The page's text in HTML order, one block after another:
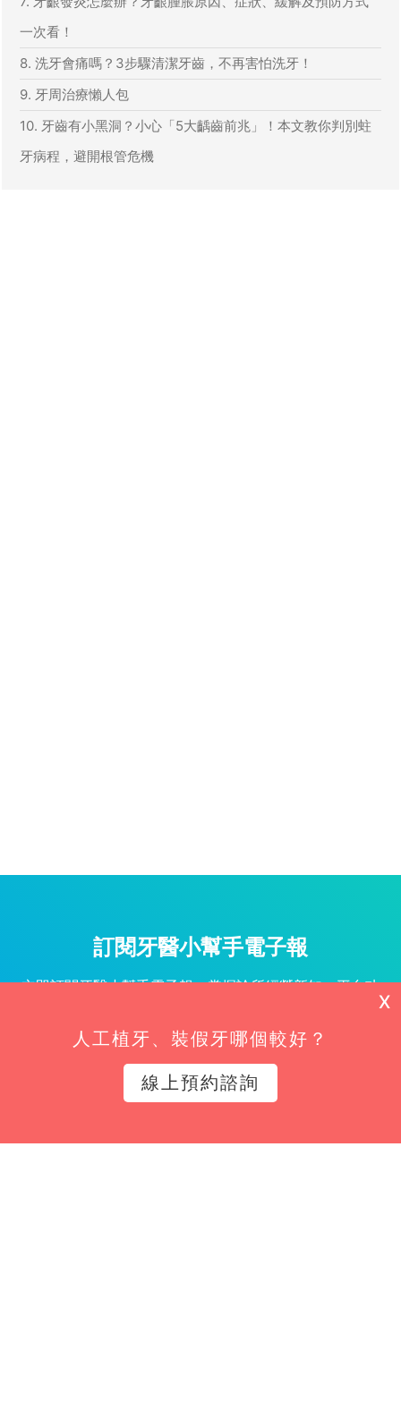
一次看！
8. 洗牙會痛嗎？3步驟清潔牙齒，不再害怕洗牙！
9. 牙周治療懶人包
10. 牙齒有小黑洞？小心「5大齲齒前兆」！本文教你判別蛀
牙病程，避開根管危機
訂閱牙醫小幫手電子報
立即訂閱牙醫小幫手電子報，掌握診所經營新知、平台功
人工植牙、裝假牙哪個較好？
線上預約諮詢
X